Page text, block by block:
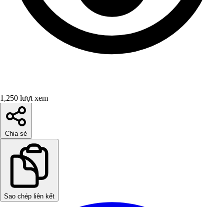
1,250 lượt xem
Chia sẻ
Sao chép liên kết